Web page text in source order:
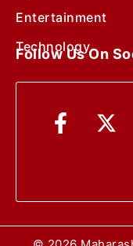
Entertainment
Technology
Follow Us On